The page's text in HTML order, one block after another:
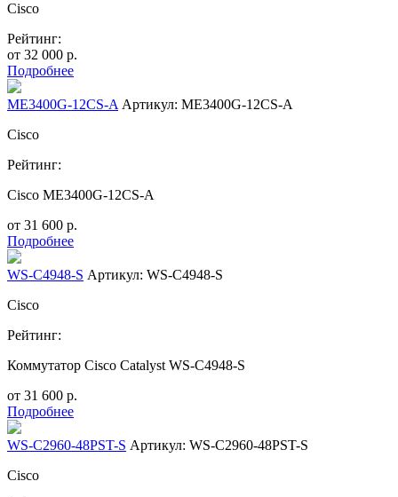
Cisco
Рейтинг:
от 32 000 р.
Подробнее
ME3400G-12CS-A Артикул: ME3400G-12CS-A
Cisco
Рейтинг:
Cisco ME3400G-12CS-A
от 31 600 р.
Подробнее
WS-C4948-S Артикул: WS-C4948-S
Cisco
Рейтинг:
Коммутатор Cisco Catalyst WS-C4948-S
от 31 600 р.
Подробнее
WS-C2960-48PST-S Артикул: WS-C2960-48PST-S
Cisco